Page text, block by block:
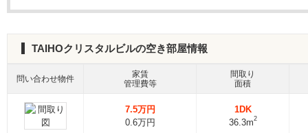
TAIHOクリスタルビルの空き部屋情報
問い合わせ物件
家賃
管理費等
間取り
面積
7.5万円
0.6万円
1DK
36.3m2